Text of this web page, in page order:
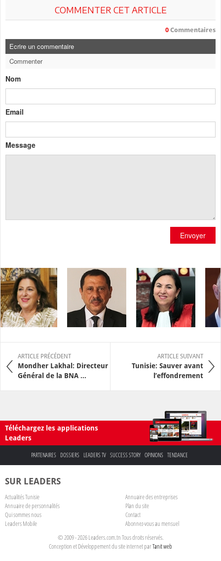
COMMENTER CET ARTICLE
0 Commentaires
Ecrire un commentaire
Commenter
Nom
Email
Message
Envoyer
ARTICLE PRÉCÉDENT
Mondher Lakhal: Directeur
Général de la BNA ...
ARTICLE SUIVANT
Tunisie: Sauver avant
l’effondrement
Téléchargez les applications
Leaders
PARTENAIRES DOSSIERS LEADERS TV SUCCESS STORY OPINIONS TENDANCE
SUR LEADERS
Actualités Tunisie
Annuaire des entreprises
Annuaire de personnalités
Plan du site
Qui sommes nous
Contact
Leaders Mobile
Abonnez-vous au mensuel
© 2009 - 2026 Leaders.com.tn Tous droits réservés.
Conception et Développement du site internet parTanit web